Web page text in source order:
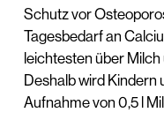
Schutz vor
Tagesbedarf an
leichtesten über
Deshalb wird Kindern
Aufnahme von 0,5 l